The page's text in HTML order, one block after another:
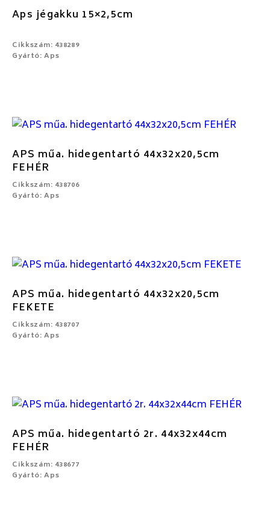
Aps jégakku 15×2,5cm
Cikkszám: 438289
Gyártó: Aps
APS műa. hidegentartó 44x32x20,5cm
FEHÉR
Cikkszám: 438706
Gyártó: Aps
APS műa. hidegentartó 44x32x20,5cm
FEKETE
Cikkszám: 438707
Gyártó: Aps
APS műa. hidegentartó 2r. 44x32x44cm
FEHÉR
Cikkszám: 438677
Gyártó: Aps